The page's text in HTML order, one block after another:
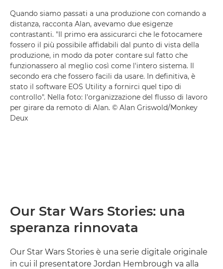
Quando siamo passati a una produzione con comando a
distanza, racconta Alan, avevamo due esigenze
contrastanti. "Il primo era assicurarci che le fotocamere
fossero il più possibile affidabili dal punto di vista della
produzione, in modo da poter contare sul fatto che
funzionassero al meglio così come l'intero sistema. Il
secondo era che fossero facili da usare. In definitiva, è
stato il software EOS Utility a fornirci quel tipo di
controllo". Nella foto: l'organizzazione del flusso di lavoro
per girare da remoto di Alan. © Alan Griswold/Monkey
Deux
Our Star Wars Stories: una
speranza rinnovata
Our Star Wars Stories è una serie digitale originale
in cui il presentatore Jordan Hembrough va alla